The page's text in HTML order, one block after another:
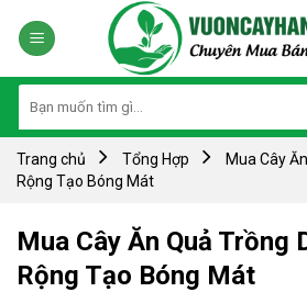
kiếm:
Trang chủ Tổng Hợp
Mua Cây
Rộng Tạo Bóng Mát
Mua Cây Ăn Quả Trồng
Rộng Tạo Bóng Mát